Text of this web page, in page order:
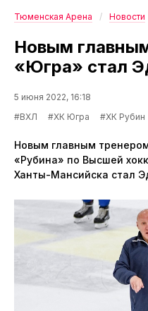
Тюменская Арена Новости
Новым
«Югра» стал
5 июня 2022, 16:18
#ВХЛ
#ХК Югра #ХК Рубин
Новым главным
«Рубина» по Высшей
Ханты-Мансийска стал